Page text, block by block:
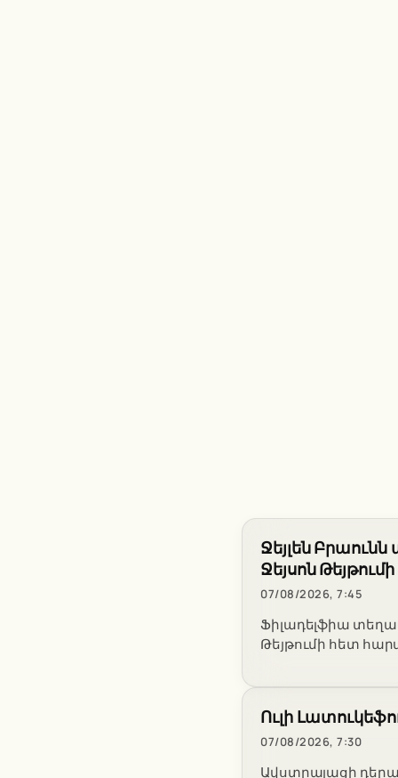
Ջեյլեն
Ջեյսոն
07/08/2026, 7:45
Ֆիլադելֆիա
Թեյթումի հետ
Ուլի
07/08/2026, 7:30
Ավստրալացի